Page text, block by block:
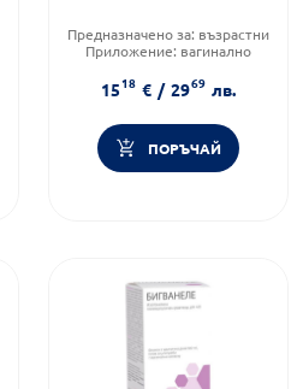
Предназначено за: възрастни
Приложение: вагинално
1518 € / 2969 лв.
ПОРЪЧАЙ